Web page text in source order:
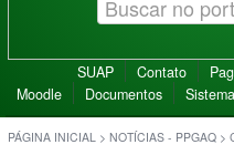
SUAP Contato
Moodle
Documentos
PÁGINA INICIAL > NOTÍCIAS - PPGAQ >